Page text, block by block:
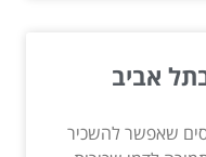
אביב
שאפשר להשכיר